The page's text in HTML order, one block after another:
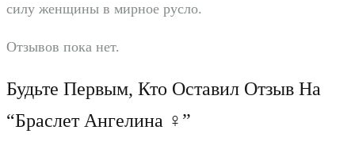
силу женщины в мирное русло.
Отзывов пока нет.
Будьте Первым, Кто Оставил Отзыв На
“Браслет Ангелина ♀”